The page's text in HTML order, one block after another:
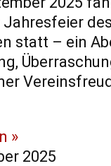
statt – ein
»
2025